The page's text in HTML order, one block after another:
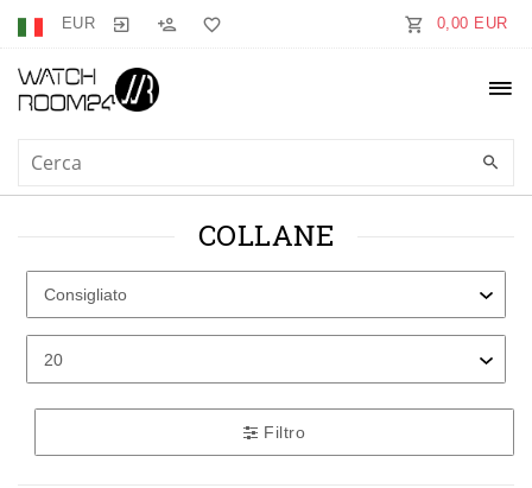
EUR 0,00 EUR
COLLANE
Filtro